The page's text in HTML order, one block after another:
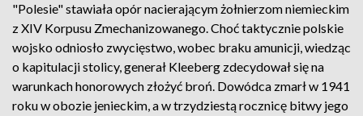
"Polesie" stawiała opór nacierającym żołnierzom niemieckim
z XIV Korpusu Zmechanizowanego. Choć taktycznie polskie
wojsko odniosło zwycięstwo, wobec braku amunicji, wiedząc
o kapitulacji stolicy, generał Kleeberg zdecydował się na
warunkach honorowych złożyć broń. Dowódca zmarł w 1941
roku w obozie jenieckim, a w trzydziestą rocznicę bitwy jego